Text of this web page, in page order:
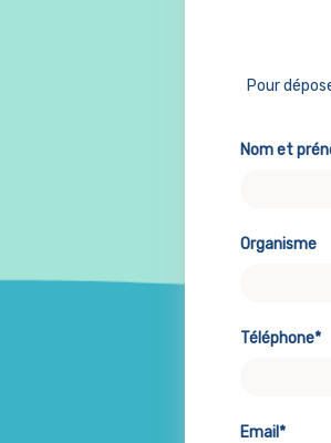
Pour
Nom et
Organisme
Téléphone*
Email*